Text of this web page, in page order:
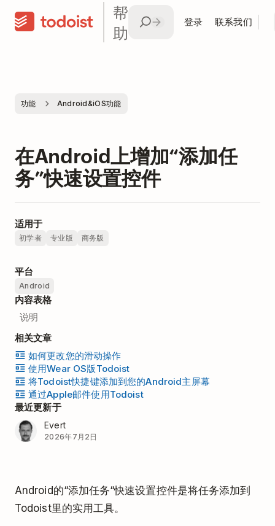
帮
助
登录 联系我们
功能 Android&iOS功能
在Android上增加“添加任
务”快速设置控件
适用于
初学者 专业版 商务版
平台
Android
内容表格
说明
相关文章
如何更改您的滑动操作
使用Wear OS版Todoist
将Todoist快捷键添加到您的Android主屏幕
通过Apple邮件使用Todoist
最近更新于
Evert
2026年7月2日
Android的“添加任务“快速设置控件是将任务添加到
Todoist里的实用工具。